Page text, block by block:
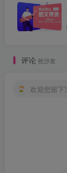
评论 抢沙发
欢迎您留下